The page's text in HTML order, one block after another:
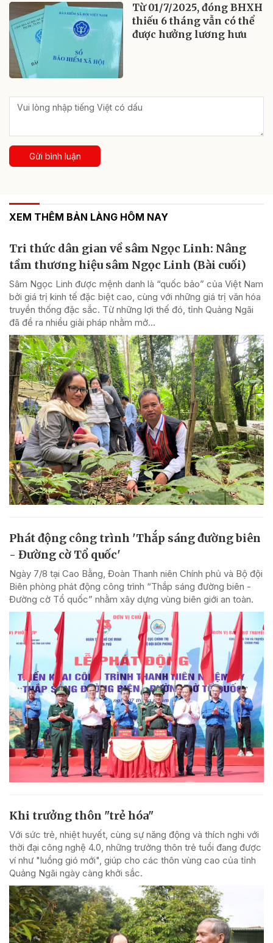
Từ 01/7/2025, đóng BHXH
thiếu 6 tháng vẫn có thể
được hưởng lương hưu
Gửi bình luận
XEM THÊM BẢN LÀNG HÔM NAY
Tri thức dân gian về sâm Ngọc Linh: Nâng
tầm thương hiệu sâm Ngọc Linh (Bài cuối)
Sâm Ngọc Linh được mệnh danh là “quốc bảo” của Việt Nam
bởi giá trị kinh tế đặc biệt cao, cùng với những giá trị văn hóa
truyền thống đặc sắc. Từ những lợi thế đó, tỉnh Quảng Ngãi
đã đề ra nhiều giải pháp nhằm mở...
Phát động công trình 'Thắp sáng đường biên
- Đường cờ Tổ quốc'
Ngày 7/8 tại Cao Bằng, Đoàn Thanh niên Chính phủ và Bộ đội
Biên phòng phát động công trình “Thắp sáng đường biên -
Đường cờ Tổ quốc” nhằm xây dựng vùng biên giới an toàn.
Khi trưởng thôn "trẻ hóa"
Với sức trẻ, nhiệt huyết, cùng sự năng động và thích nghi với
thời đại công nghệ 4.0, những trưởng thôn trẻ tuổi đang được
ví như "luồng gió mới", giúp cho các thôn vùng cao của tỉnh
Quảng Ngãi ngày càng khởi sắc.